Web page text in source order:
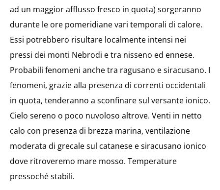
ad un maggior afflusso fresco in quota) sorgeranno
durante le ore pomeridiane vari temporali di calore.
Essi potrebbero risultare localmente intensi nei
pressi dei monti Nebrodi e tra nisseno ed ennese.
Probabili fenomeni anche tra ragusano e siracusano. I
fenomeni, grazie alla presenza di correnti occidentali
in quota, tenderanno a sconfinare sul versante ionico.
Cielo sereno o poco nuvoloso altrove. Venti in netto
calo con presenza di brezza marina, ventilazione
moderata di grecale sul catanese e siracusano ionico
dove ritroveremo mare mosso. Temperature
pressoché stabili.